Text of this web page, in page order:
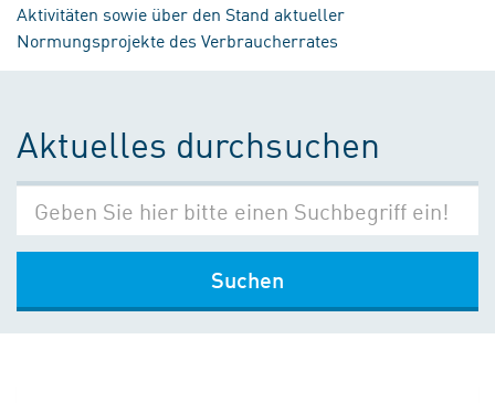
Aktivitäten sowie über den Stand aktueller
Normungsprojekte des Verbraucherrates
Aktuelles durchsuchen
Suchen